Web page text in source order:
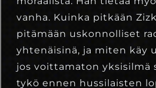
vanha. Kuinka pitkään
pitämään uskonnolliset
yhtenäisinä, ja miten käy
jos voittamaton yksisilmä
tykö ennen hussilaisten